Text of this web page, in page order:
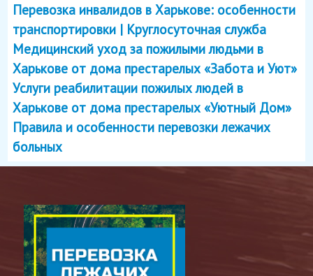
Перевозка инвалидов в Харькове: особенности
транспортировки | Круглосуточная служба
Медицинский уход за пожилыми людьми в
Харькове от дома престарелых «Забота и Уют»
Услуги реабилитации пожилых людей в
Харькове от дома престарелых «Уютный Дом»
Правила и особенности перевозки лежачих
больных